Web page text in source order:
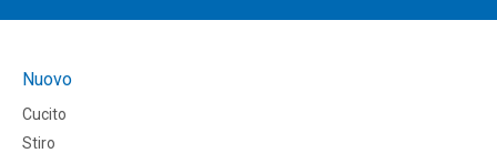
Nuovo
Cucito
Stiro